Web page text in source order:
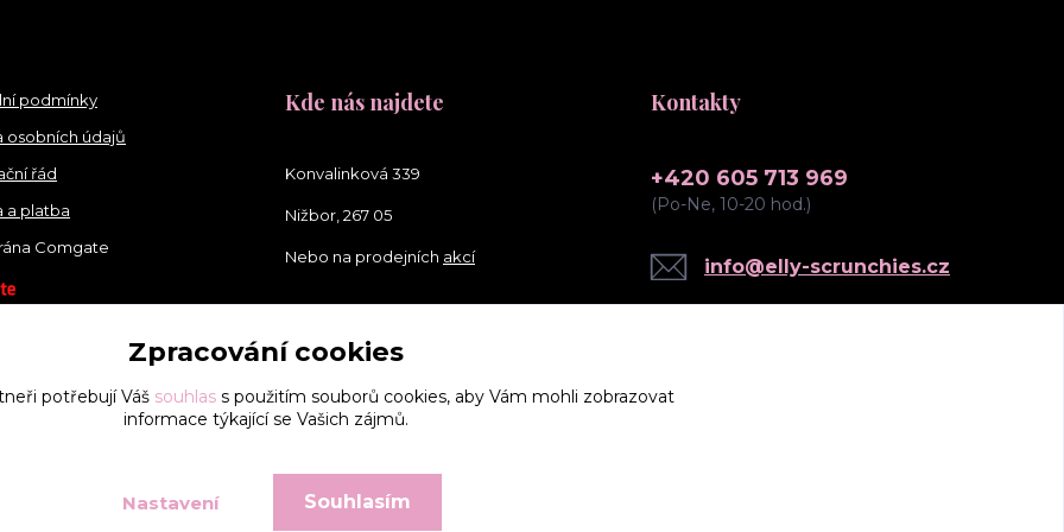
podmínky
osobních údajů
řád
a platba
Comgate
Kde nás najdete
Konvalinková 339
Nižbor, 267 05
Nebo na prodejních akcí
Kontakty
+420 605 713 969
(Po-Ne, 10-20 hod.)
info@elly-scrunchies.cz
Zpracování cookies
potřebují Váš souhlass použitím souborů cookies, aby Vám mohli zobrazovat
informace týkající se Vašich zájmů.
Nastavení Souhlasím